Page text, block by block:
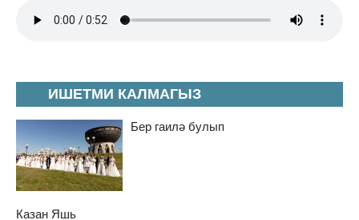
ИШЕТМИ КАЛМАГЫЗ
Бер гаилә булып
Казан Яшь